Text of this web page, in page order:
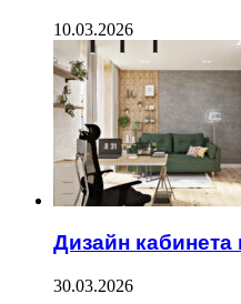
10.03.2026
Дизайн кабинета
30.03.2026